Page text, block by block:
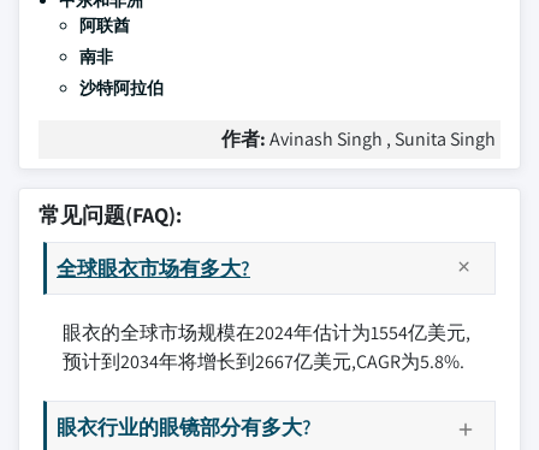
阿联酋
南非
沙特阿拉伯
作者:Avinash Singh , Sunita Singh
常见问题(FAQ):
全球眼衣市场有多大?
眼衣的全球市场规模在2024年估计为1554亿美元,
预计到2034年将增长到2667亿美元,CAGR为5.8%.
眼衣行业的眼镜部分有多大?